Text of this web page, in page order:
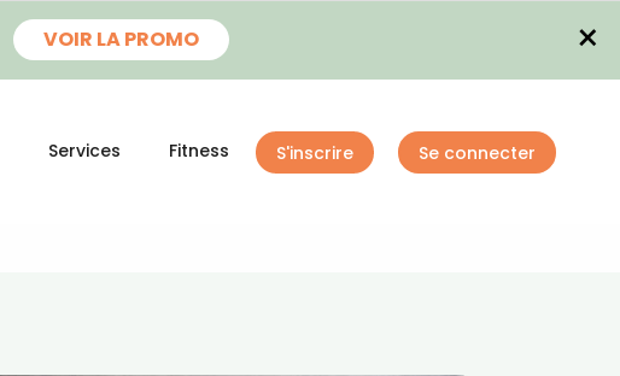
VOIR LA PROMO ×
Services Fitness S'inscrire Se connecter